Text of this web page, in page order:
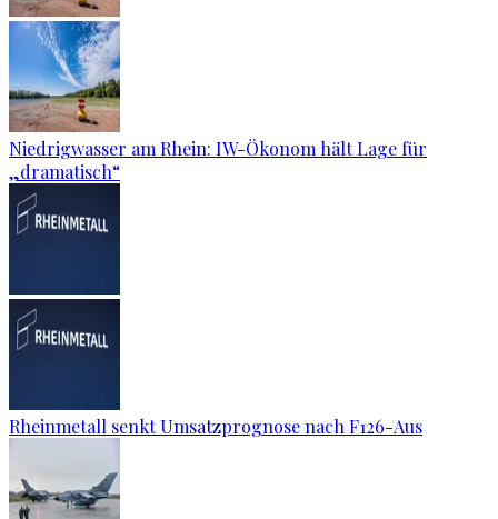
Niedrigwasser am Rhein: IW-Ökonom hält Lage für
„dramatisch“
Rheinmetall senkt Umsatzprognose nach F126-Aus